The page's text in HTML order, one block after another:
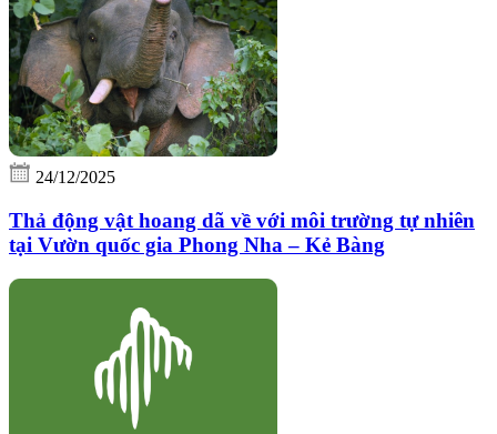
24/12/2025
Thả động vật hoang dã về với môi trường tự nhiên
tại Vườn quốc gia Phong Nha – Kẻ Bàng